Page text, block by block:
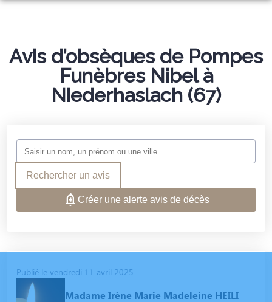
NOS AGENCES
OBERNAI
NOTRE CHAMBRE FUNERAIRE
ESPACES HOMMAGES
SERVICES AUX FAMILLES
Avis d’obsèques de Pompes
Funèbres Nibel à
Niederhaslach (67)
Rechercher un avis
Créer une alerte avis de décès
Publié le vendredi 11 avril 2025
Madame Irène Marie Madeleine HEILI